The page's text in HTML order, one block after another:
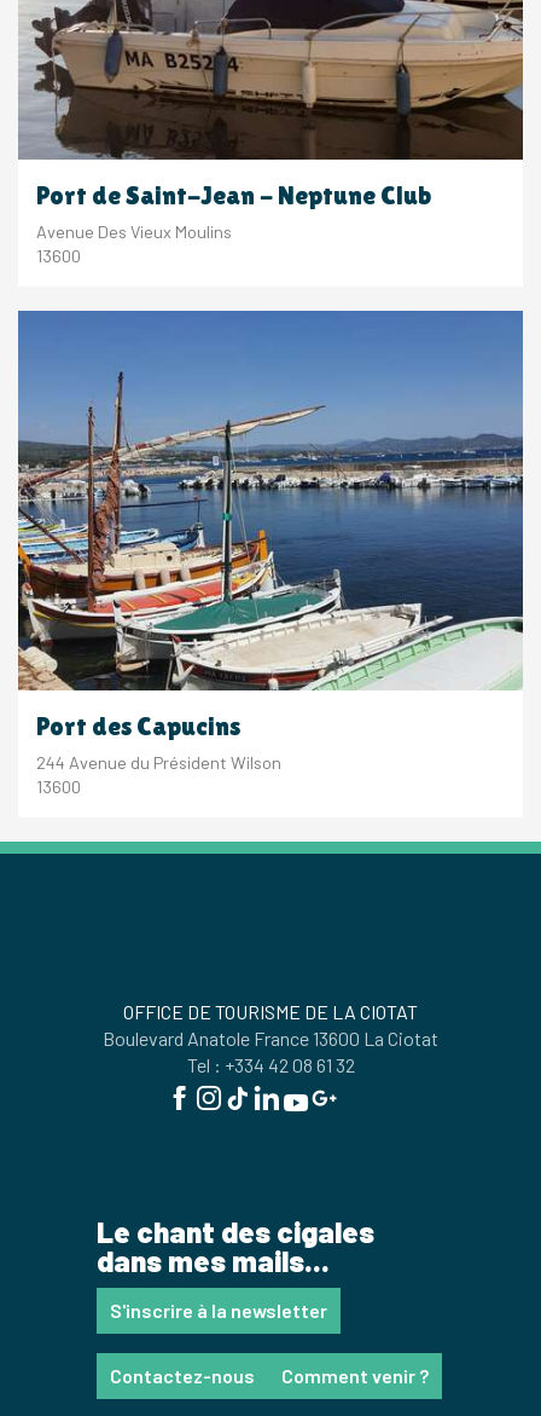
Port de Saint-Jean - Neptune Club
Avenue Des Vieux Moulins
13600
Port des Capucins
244 Avenue du Président Wilson
13600
OFFICE DE TOURISME DE LA CIOTAT
Boulevard Anatole France 13600 La Ciotat
Tel : +334 42 08 61 32
Le chant des cigales
dans mes mails...
S'inscrire à la newsletter
Contactez-nous Comment venir ?